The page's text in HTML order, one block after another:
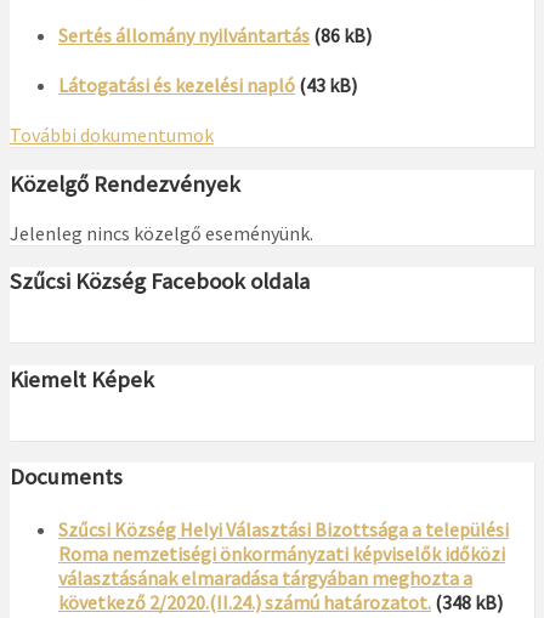
Sertés állomány nyilvántartás (86 kB)
Látogatási és kezelési napló (43 kB)
További dokumentumok
Közelgő Rendezvények
Jelenleg nincs közelgő eseményünk.
Szűcsi Község Facebook oldala
Kiemelt Képek
Documents
Szűcsi Község Helyi Választási Bizottsága a települési
Roma nemzetiségi önkormányzati képviselők időközi
választásának elmaradása tárgyában meghozta a
következő 2/2020.(II.24.) számú határozatot. (348 kB)